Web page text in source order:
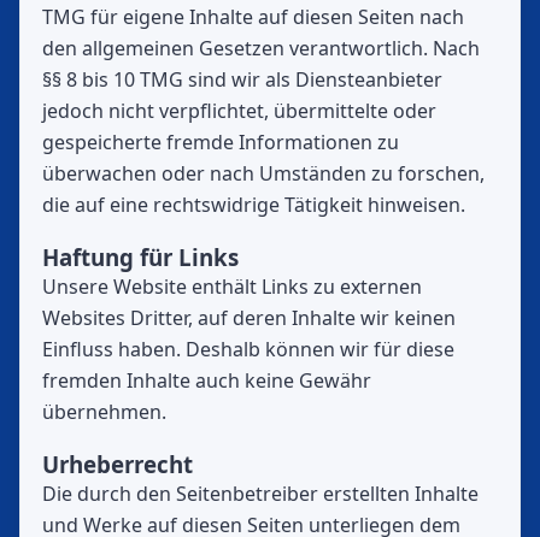
TMG für eigene Inhalte auf diesen Seiten nach
den allgemeinen Gesetzen verantwortlich. Nach
§§ 8 bis 10 TMG sind wir als Diensteanbieter
jedoch nicht verpflichtet, übermittelte oder
gespeicherte fremde Informationen zu
überwachen oder nach Umständen zu forschen,
die auf eine rechtswidrige Tätigkeit hinweisen.
Haftung für Links
Unsere Website enthält Links zu externen
Websites Dritter, auf deren Inhalte wir keinen
Einfluss haben. Deshalb können wir für diese
fremden Inhalte auch keine Gewähr
übernehmen.
Urheberrecht
Die durch den Seitenbetreiber erstellten Inhalte
und Werke auf diesen Seiten unterliegen dem